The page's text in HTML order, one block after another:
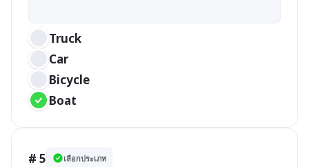
Truck
Car
Bicycle
Boat
# 5 เลือกประเภท